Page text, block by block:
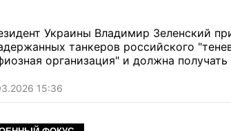
Украины Владимир Зеленский
танкеров российского
организация" и должна
15:36